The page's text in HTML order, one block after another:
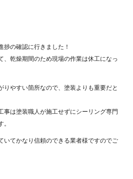
捗の確認に行きました！
、乾燥期間のため現場の作業は休工になっ
りやすい箇所なので、塗装よりも重要だと
事は塗装職人が施工せずにシーリング専門
いてかなり信頼のできる業者様ですのでご